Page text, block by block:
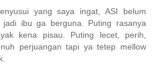
yang saya ingat, ASI belum
ibu ga berguna. Puting rasanya
kena pisau. Puting lecet, perih,
perjuangan tapi ya tetep mellow